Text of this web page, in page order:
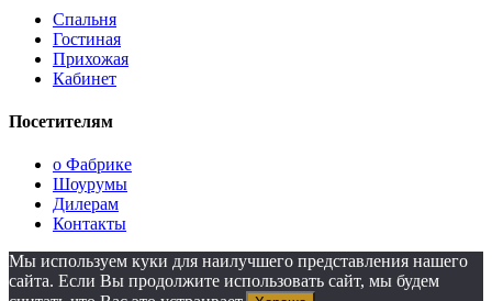
Спальня
Гостиная
Прихожая
Кабинет
Посетителям
о Фабрике
Шоурумы
Дилерам
Контакты
Мы используем куки для наилучшего представления нашего
сайта. Если Вы продолжите использовать сайт, мы будем